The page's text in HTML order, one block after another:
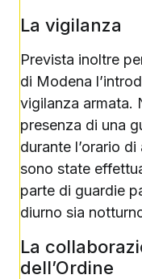
La vigilanza
Prevista inoltre
di Modena
vigilanza armata.
presenza di una
durante l’orario
sono state
parte di guardie
diurno sia
La
dell’Ordine